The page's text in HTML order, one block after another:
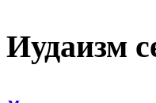
Иудаизм